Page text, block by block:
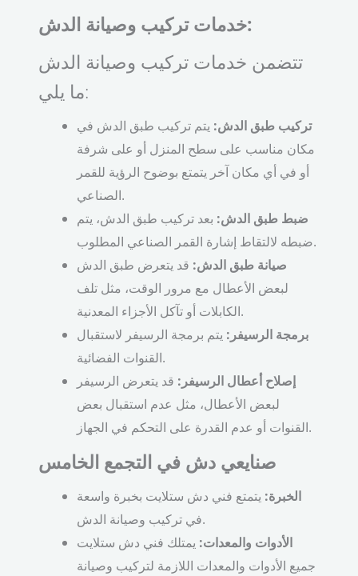
خدمات تركيب وصيانة الدش:
تتضمن خدمات تركيب وصيانة الدش
ما يلي:
تركيب طبق الدش: يتم تركيب طبق الدش في
مكان مناسب على سطح المنزل أو على شرفة
أو في أي مكان آخر يتمتع بوضوح الرؤية للقمر
الصناعي.
ضبط طبق الدش: بعد تركيب طبق الدش، يتم
ضبطه لالتقاط إشارة القمر الصناعي المطلوب.
صيانة طبق الدش: قد يتعرض طبق الدش
لبعض الأعطال مع مرور الوقت، مثل تلف
الكابلات أو تآكل الأجزاء المعدنية.
برمجة الرسيفر: يتم برمجة الرسيفر لاستقبال
القنوات الفضائية.
إصلاح أعطال الرسيفر: قد يتعرض الرسيفر
لبعض الأعطال، مثل عدم استقبال بعض
القنوات أو عدم القدرة على التحكم في الجهاز.
صنايعي دش في التجمع الخامس
الخبرة: يتمتع فني دش ستلايت بخبرة واسعة
في تركيب وصيانة الدش.
الأدوات والمعدات: يمتلك فني دش ستلايت
جميع الأدوات والمعدات اللازمة لتركيب وصيانة